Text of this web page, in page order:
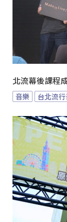
北流幕後課程
音樂 台北流